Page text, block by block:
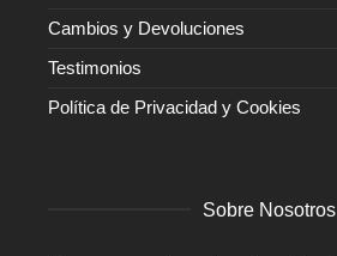
Cambios y Devoluciones
Testimonios
Política de Privacidad y Cookies
Sobre Nosotros